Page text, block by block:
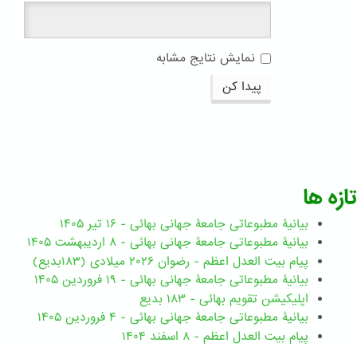
نمایش نتایج مشابه
پیدا کن
تازه ها
بیانیۀ مطبوعاتی جامعۀ جهانی بهائی - ۱۶ تیر ۱۴۰۵
بیانیۀ مطبوعاتی جامعۀ جهانی بهائی - ۸ اردیبهشت ۱۴۰۵
پیام بیت العدل اعظم - رضوان ۲۰۲۶ میلادی (۱۸۳بدیع)
بیانیۀ مطبوعاتی جامعۀ جهانی بهائی - ۱۹ فروردین ۱۴۰۵
اپلیکیشن تقویم بهائی - ۱۸۳ بدیع
بیانیۀ مطبوعاتی جامعۀ جهانی بهائی - ۴ فروردین ۱۴۰۵
پیام بیت العدل اعظم - ۸ اسفند ۱۴۰۴